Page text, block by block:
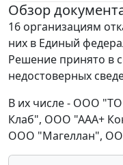
Обзор
16 организациям
них в Единый
Решение принято в
недостоверных
В их числе - ООО
Клаб", ООО "ААА+
ООО "Магеллан",